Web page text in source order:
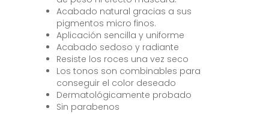
Acabado natural gracias a sus
pigmentos micro finos.
Aplicación sencilla y uniforme
Acabado sedoso y radiante
Resiste los roces una vez seco
Los tonos son combinables para
conseguir el color deseado
Dermatológicamente probado
Sin parabenos